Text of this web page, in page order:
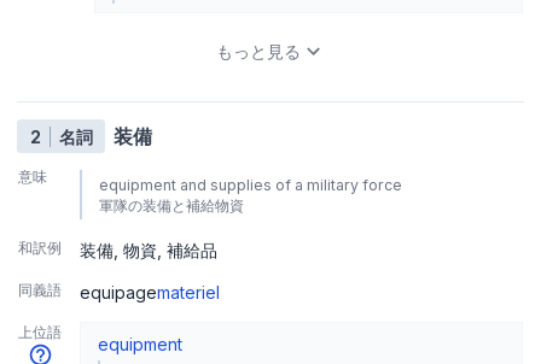
もっと見る
2 名詞 装備
意味
equipment and supplies of a military force
軍隊の装備と補給物資
和訳例 装備 物資 補給品
同義語 equipagemateriel
上位語
equipment